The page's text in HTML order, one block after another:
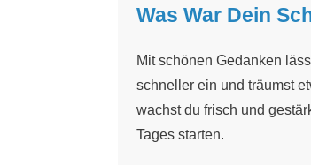
Was War Dein
Mit schönen Gedanken
schneller ein und träumst
wachst du frisch und
Tages starten.